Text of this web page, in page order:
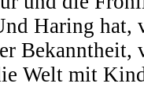
Haring hat,
Bekanntheit,
Welt mit